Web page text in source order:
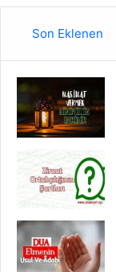
Son Eklenen